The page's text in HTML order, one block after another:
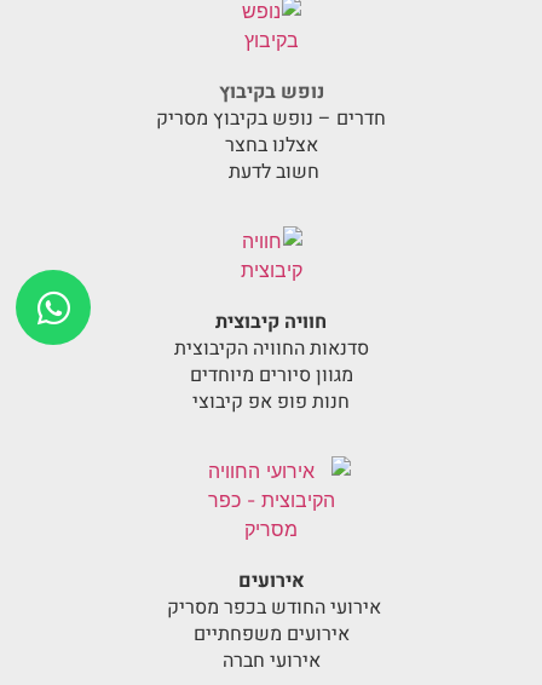
נופש בקיבוץ
חדרים – נופש בקיבוץ מסריק
אצלנו בחצר
חשוב לדעת
חוויה קיבוצית
סדנאות החוויה הקיבוצית
מגוון סיורים מיוחדים
חנות פופ אפ קיבוצי
אירועים
אירועי החודש בכפר מסריק
אירועים משפחתיים
אירועי חברה